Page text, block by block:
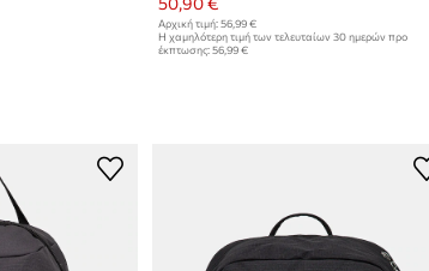
Αρχική τιμή: 56,99 €
Η χαμηλότερη τιμή των τελευταίων 30 ημερών προ
έκπτωσης: 56,99 €